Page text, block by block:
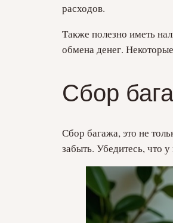
расходов.
Также полезно иметь
обмена денег.
Сбор
Сбор багажа, это не
забыть. Убедитесь, что